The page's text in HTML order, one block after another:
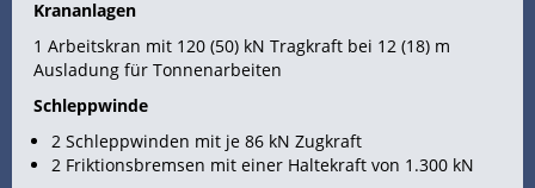
Krananlagen
1 Arbeitskran mit 120 (50) kN Tragkraft bei 12 (18) m
Ausladung für Tonnenarbeiten
Schleppwinde
2 Schleppwinden mit je 86 kN Zugkraft
2 Friktionsbremsen mit einer Haltekraft von 1.300 kN